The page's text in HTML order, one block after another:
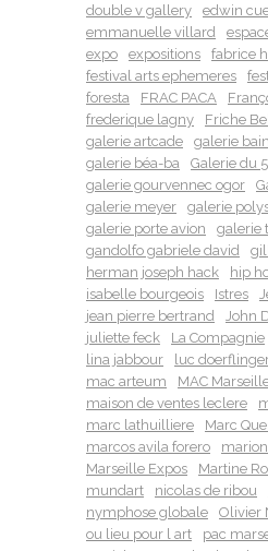
double v gallery
edwin
emmanuelle villard
expo
expositions fabrice
festival arts ephemeres
foresta
FRAC PACA
frederique lagny
Friche
galerie artcade
galerie
galerie béa-ba
Galerie du
galerie gourvennec ogor
galerie meyer
galerie
galerie porte avion
galerie
gandolfo gabriele david
herman joseph hack
hip
isabelle bourgeois
Istres
jean pierre bertrand
John
juliette feck
La Compagnie
lina jabbour
luc
mac arteum
MAC
maison de ventes leclere
marc lathuilliere
Marc
marcos avila forero
Marseille Expos
Martine
mundart
nicolas de ribou
nymphose globale
Olivier
ou lieu pour l art
pac